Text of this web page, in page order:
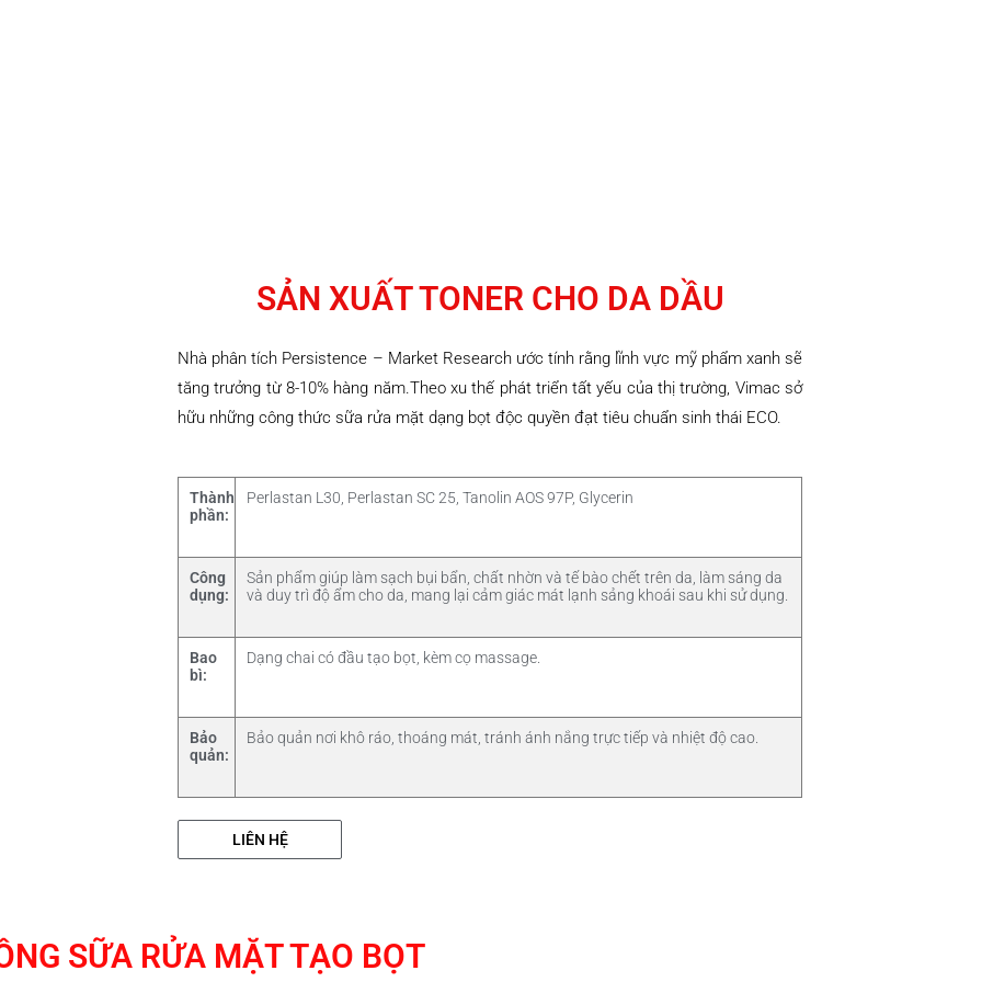
SẢN XUẤT TONER CHO DA DẦU
Nhà phân tích Persistence – Market Research ước tính rằng lĩnh vực mỹ phẩm xanh sẽ
tăng trưởng từ 8-10% hàng năm.Theo xu thế phát triển tất yếu của thị trường, Vimac sở
hữu những công thức sữa rửa mặt dạng bọt độc quyền đạt tiêu chuẩn sinh thái ECO.
Thành
phần:
Perlastan L30, Perlastan SC 25, Tanolin AOS 97P, Glycerin
Công
dụng:
Sản phẩm giúp làm sạch bụi bẩn, chất nhờn và tế bào chết trên da, làm sáng da
và duy trì độ ẩm cho da, mang lại cảm giác mát lạnh sảng khoái sau khi sử dụng.
Bao
bì:
Dạng chai có đầu tạo bọt, kèm cọ massage.
Bảo
quản:
Bảo quản nơi khô ráo, thoáng mát, tránh ánh nắng trực tiếp và nhiệt độ cao.
LIÊN HỆ
SỮA RỬA MẶT TẠO BỌT